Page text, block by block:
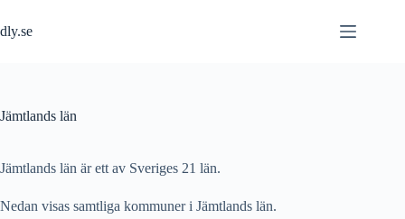
till
innehåll
dly.se
Jämtlands län
Jämtlands län är ett av Sveriges 21 län.
Nedan visas samtliga kommuner i Jämtlands län.